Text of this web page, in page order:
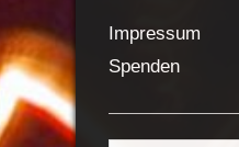
Impressum
Spenden